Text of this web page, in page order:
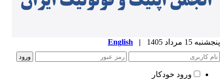
پنجشنبه 15 مرداد 1405 |
English
ورود خودکار